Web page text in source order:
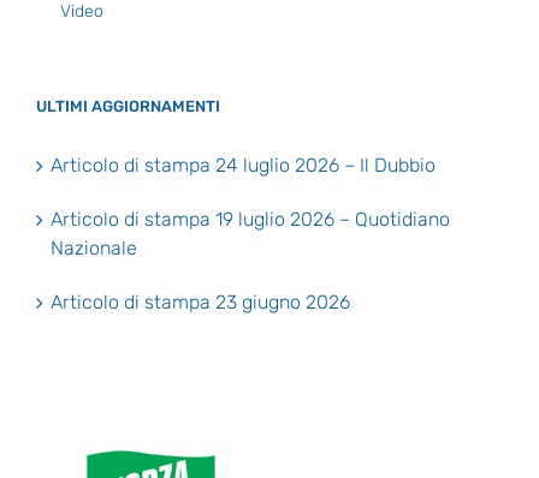
Video
ULTIMI AGGIORNAMENTI
Articolo di stampa 24 luglio 2026 – Il Dubbio
Articolo di stampa 19 luglio 2026 – Quotidiano
Nazionale
Articolo di stampa 23 giugno 2026